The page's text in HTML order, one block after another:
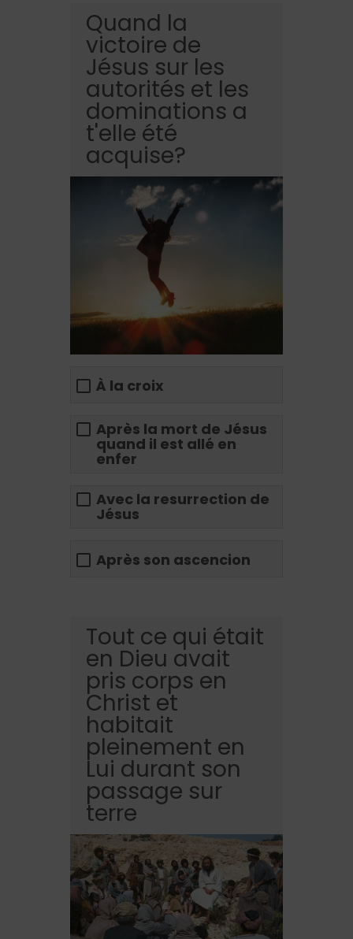
Quand la
victoire de
Jésus sur les
autorités et les
dominations a
t'elle été
acquise?
À la croix
Après la mort de Jésus
quand il est allé en
enfer
Avec la resurrection de
Jésus
Après son ascencion
Tout ce qui était
en Dieu avait
pris corps en
Christ et
habitait
pleinement en
Lui durant son
passage sur
terre